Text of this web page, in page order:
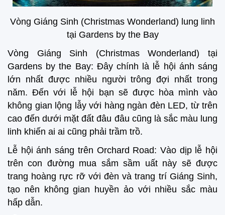
Vòng Giáng Sinh (Christmas Wonderland) lung linh
tại Gardens by the Bay
Vòng Giáng Sinh (Christmas Wonderland) tại
Gardens by the Bay: Đây chính là lễ hội ánh sáng
lớn nhất được nhiều người trông đợi nhất trong
năm. Đến với lễ hội bạn sẽ được hòa mình vào
không gian lộng lẫy với hàng ngàn đèn LED, từ trên
cao đến dưới mặt đất đâu đâu cũng là sắc màu lung
linh khiến ai ai cũng phải trầm trồ.
Lễ hội ánh sáng trên Orchard Road: Vào dịp lễ hội
trên con đường mua sắm sầm uất này sẽ được
trang hoàng rực rỡ với đèn và trang trí Giáng Sinh,
tạo nên không gian huyền ảo với nhiều sắc màu
hấp dẫn.